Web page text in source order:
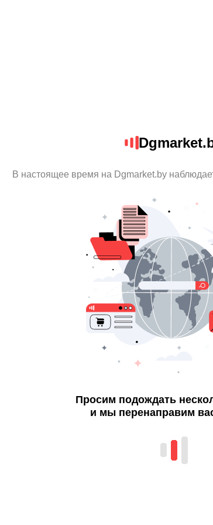
В настоящее время на Dgmarket.by
Просим подождать
и мы перенаправим